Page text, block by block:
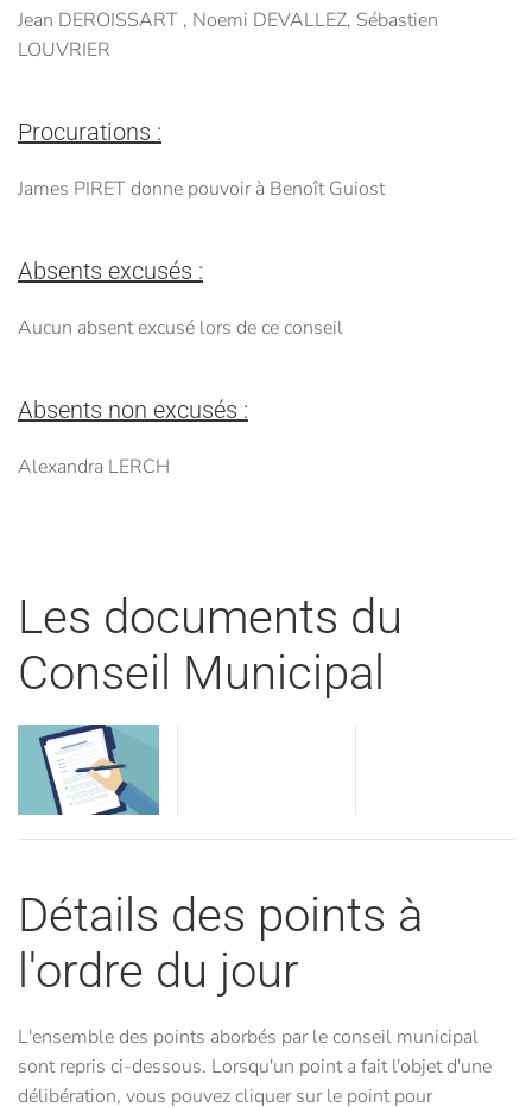
Jean DEROISSART , Noemi DEVALLEZ, Sébastien
LOUVRIER
Procurations :
James PIRET donne pouvoir à Benoît Guiost
Absents excusés :
Aucun absent excusé lors de ce conseil
Absents non excusés :
Alexandra LERCH
Les documents du
Conseil Municipal
Visualiser
Détails des points à
l'ordre du jour
L'ensemble des points aborbés par le conseil municipal
sont repris ci-dessous. Lorsqu'un point a fait l'objet d'une
délibération, vous pouvez cliquer sur le point pour